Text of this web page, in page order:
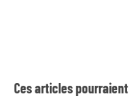
Ces articles